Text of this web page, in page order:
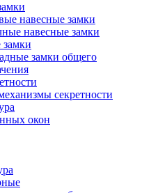
навесные замки
навесные замки
замки общего
секретности
окон